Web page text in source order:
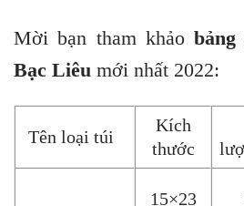
Mời bạn tham khảo
Bạc Liêu mới nhất 2022:
Tên loại túi
Kích
thước
15×23